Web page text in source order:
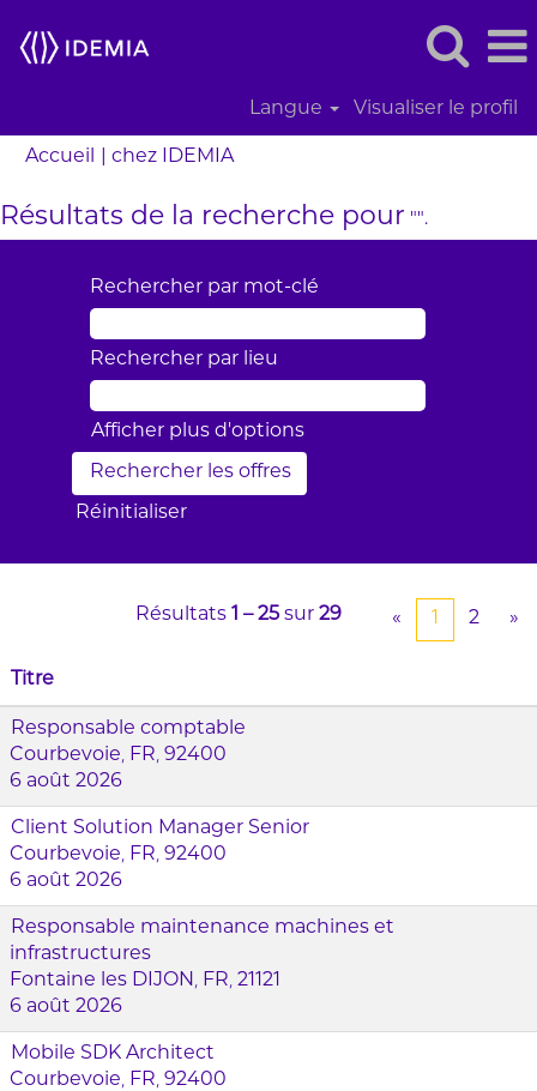
Langue Visualiser le profil
Accueil chez IDEMIA(page
Résultats de la recherche pour "".
Rechercher par mot-clé
Rechercher par lieu
Afficher plus d’options
Réinitialiser
Résultats 1 – 25 sur 29 « 1 2 »
Titre
Responsable comptable
Courbevoie, FR, 92400
6 août 2026
Client Solution Manager Senior
Courbevoie, FR, 92400
6 août 2026
Responsable maintenance machines et
infrastructures
Fontaine les DIJON, FR, 21121
6 août 2026
Mobile SDK Architect
Courbevoie, FR, 92400